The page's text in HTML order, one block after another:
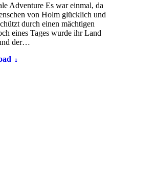
Adventure Es war einmal, da
von Holm glücklich und
durch einen mächtigen
eines Tages wurde ihr Land
der…